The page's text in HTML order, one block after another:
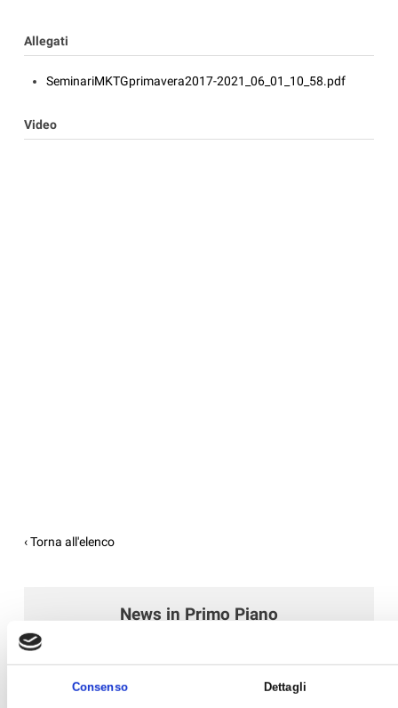
Consenso Dettagli
Allegati
SeminariMKTGprimavera2017-2021_06_01_10_58.pdf
Video
‹ Torna all'elenco
News in Primo Piano
GIUGNO/LUGLIO/AGOSTO 2026 IN ...
- CONFARTIGIANATO IMPRESE RAVENNA E WELFARE